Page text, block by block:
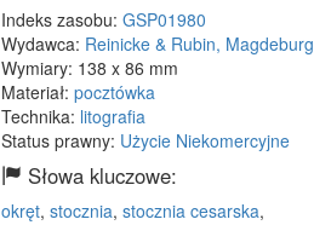
Indeks zasobu: GSP01980
Wydawca: Reinicke & Rubin, Magdeburg
Wymiary: 138 x 86 mm
Materiał: pocztówka
Technika: litografia
Status prawny: Użycie Niekomercyjne
Słowa kluczowe:
okręt, stocznia, stocznia cesarska,